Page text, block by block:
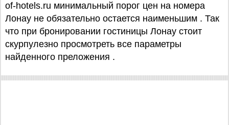
of-hotels.ru минимальный порог цен на номера
Лонау не обязательно остается наименьшим . Так
что при бронировании гостиницы Лонау стоит
скурпулезно просмотреть все параметры
найденного преложения .